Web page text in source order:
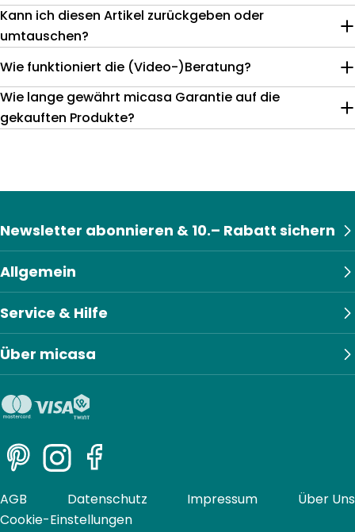
Kann ich diesen Artikel zurückgeben oder
umtauschen?
Wie funktioniert die (Video-)Beratung?
Wie lange gewährt micasa Garantie auf die
gekauften Produkte?
Allgemein
Service & Hilfe
Über micasa
Newsletter abonnieren & 10.– Rabatt sichern
PinterestInstagramFacebook
AGB Datenschutz Impressum
Über Uns
Cookie-Einstellungen